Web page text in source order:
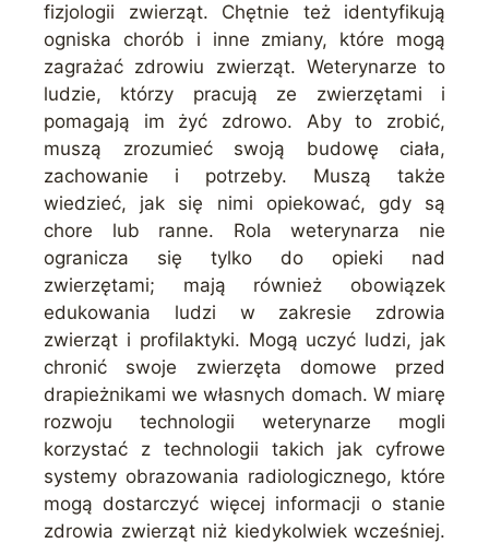
fizjologii zwierząt. Chętnie też identyfikują
ogniska chorób i inne zmiany, które mogą
zagrażać zdrowiu zwierząt. Weterynarze to
ludzie, którzy pracują ze zwierzętami i
pomagają im żyć zdrowo. Aby to zrobić,
muszą zrozumieć swoją budowę ciała,
zachowanie i potrzeby. Muszą także
wiedzieć, jak się nimi opiekować, gdy są
chore lub ranne. Rola weterynarza nie
ogranicza się tylko do opieki nad
zwierzętami; mają również obowiązek
edukowania ludzi w zakresie zdrowia
zwierząt i profilaktyki. Mogą uczyć ludzi, jak
chronić swoje zwierzęta domowe przed
drapieżnikami we własnych domach. W miarę
rozwoju technologii weterynarze mogli
korzystać z technologii takich jak cyfrowe
systemy obrazowania radiologicznego, które
mogą dostarczyć więcej informacji o stanie
zdrowia zwierząt niż kiedykolwiek wcześniej.